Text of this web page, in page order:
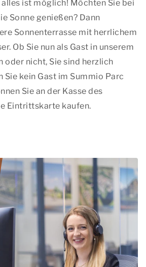
ist möglich! Möchten Sie bei
Sonne genießen? Dann
Sonnenterrasse mit herrlichem
Ob Sie nun als Gast in unserem
oder nicht, Sie sind herzlich
Sie kein Gast im Summio Parc
Sie an der Kasse des
Eintrittskarte kaufen.